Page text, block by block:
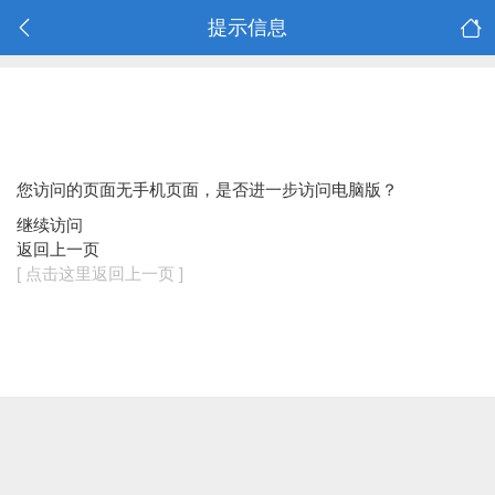
提示信息
您访问的页面无手机页面，是否进一步访问电脑版？
继续访问
返回上一页
[ 点击这里返回上一页 ]